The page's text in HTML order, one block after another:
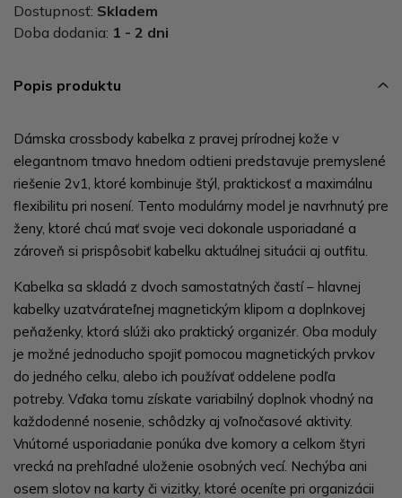
Dostupnosť: Skladem
Doba dodania: 1 - 2 dni
Popis produktu
Dámska crossbody kabelka z pravej prírodnej kože v
elegantnom tmavo hnedom odtieni predstavuje premyslené
riešenie 2v1, ktoré kombinuje štýl, praktickosť a maximálnu
flexibilitu pri nosení. Tento modulárny model je navrhnutý pre
ženy, ktoré chcú mať svoje veci dokonale usporiadané a
zároveň si prispôsobiť kabelku aktuálnej situácii aj outfitu.
Kabelka sa skladá z dvoch samostatných častí – hlavnej
kabelky uzatvárateľnej magnetickým klipom a doplnkovej
peňaženky, ktorá slúži ako praktický organizér. Oba moduly
je možné jednoducho spojiť pomocou magnetických prvkov
do jedného celku, alebo ich používať oddelene podľa
potreby. Vďaka tomu získate variabilný doplnok vhodný na
každodenné nosenie, schôdzky aj voľnočasové aktivity.
Vnútorné usporiadanie ponúka dve komory a celkom štyri
vrecká na prehľadné uloženie osobných vecí. Nechýba ani
osem slotov na karty či vizitky, ktoré oceníte pri organizácii